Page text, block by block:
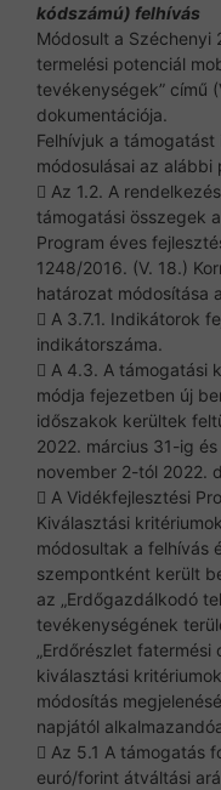
kódszámú) felhívás
Módosult a Széchenyi
termelési potenciál
tevékenységek” című
dokumentációja.
Felhívjuk a
módosulásai az alábbi
 Az 1.2. A
támogatási összegek
Program éves
1248/2016. (V. 18.)
határozat módosítása
 A 3.7.1. Indikátorok
indikátorszáma.
 A 4.3. A támogatási
módja fejezetben új
időszakok kerültek
2022. március 31-ig és
november 2-tól 2022.
 A Vidékfejlesztési
Kiválasztási
módosultak a felhívás
szempontként került
az „Erdőgazdálkodó
tevékenységének
„Erdőrészlet
kiválasztási
módosítás
napjától
 Az 5.1 A támogatás
euró/forint átváltási